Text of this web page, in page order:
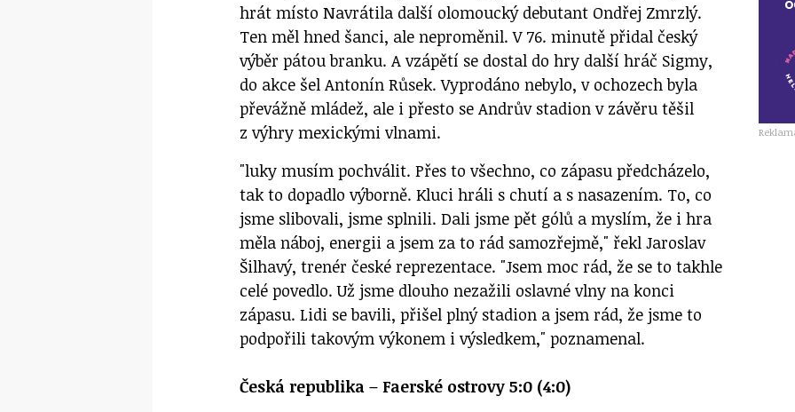
hrát místo Navrátila další olomoucký debutant Ondřej Zmrzlý.
Ten měl hned šanci, ale neproměnil. V 76. minutě přidal český
výběr pátou branku. A vzápětí se dostal do hry další hráč Sigmy,
do akce šel Antonín Růsek. Vyprodáno nebylo, v ochozech byla
převážně mládež, ale i přesto se Andrův stadion v závěru těšil
z výhry mexickými vlnami.
"luky musím pochválit. Přes to všechno, co zápasu předcházelo,
tak to dopadlo výborně. Kluci hráli s chutí a s nasazením. To, co
jsme slibovali, jsme splnili. Dali jsme pět gólů a myslím, že i hra
měla náboj, energii a jsem za to rád samozřejmě," řekl Jaroslav
Šilhavý, trenér české reprezentace. "Jsem moc rád, že se to takhle
celé povedlo. Už jsme dlouho nezažili oslavné vlny na konci
zápasu. Lidi se bavili, přišel plný stadion a jsem rád, že jsme to
podpořili takovým výkonem i výsledkem," poznamenal.
Česká republika – Faerské ostrovy 5:0 (4:0)